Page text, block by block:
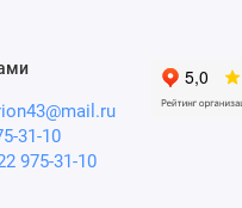
31-10
975-31-10